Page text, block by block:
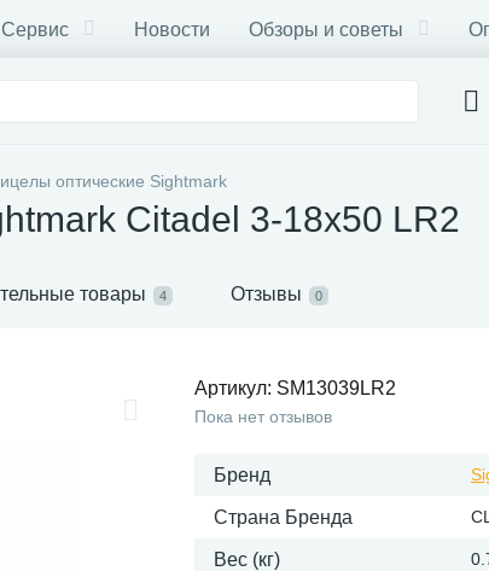
Сервис Новости Обзоры и советы
оптические Sightmark
Citadel 3-18x50 LR2
товары 4 Отзывы 0
Артикул: SM13039LR2
Пока нет отзывов
Бренд
Страна Бренда
Вес (кг)